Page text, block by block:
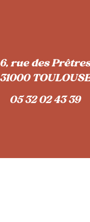
6, rue des Prêtres
31000 TOULOUSE
05 32 02 43 39